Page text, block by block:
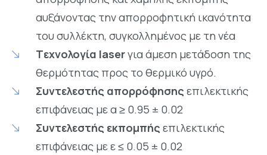
αυξάνοντας την απορροφητική ικανότητα
του συλλέκτη, συγκολλημένος με τη νέα
Tεχνολογία laserγια άμεση μετάδοση της
θερμότητας προς το θερμικό υγρό.
Συντελεστής απορρόφησης επιλεκτικής
επιφάνειας με α ≥ 0.95 ± 0.02
Συντελεστής εκπομπής επιλεκτικής
επιφάνειας με ε ≤ 0.05 ± 0.02